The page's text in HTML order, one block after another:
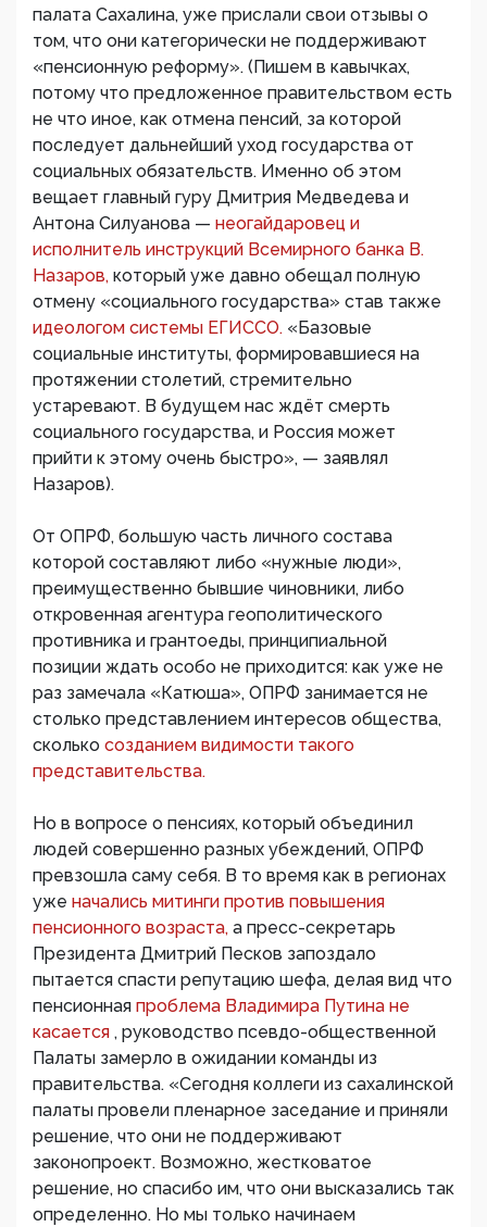
палата Сахалина, уже прислали свои отзывы о
том, что они категорически не поддерживают
«пенсионную реформу». (Пишем в кавычках,
потому что предложенное правительством есть
не что иное, как отмена пенсий, за которой
последует дальнейший уход государства от
социальных обязательств. Именно об этом
вещает главный гуру Дмитрия Медведева и
Антона Силуанова — неогайдаровец и
исполнитель инструкций Всемирного банка В.
Назаров, который уже давно обещал полную
отмену «социального государства» став также
идеологом системы ЕГИССО. «Базовые
социальные институты, формировавшиеся на
протяжении столетий, стремительно
устаревают. В будущем нас ждёт смерть
социального государства, и Россия может
прийти к этому очень быстро», — заявлял
Назаров).
От ОПРФ, большую часть личного состава
которой составляют либо «нужные люди»,
преимущественно бывшие чиновники, либо
откровенная агентура геополитического
противника и грантоеды, принципиальной
позиции ждать особо не приходится: как уже не
раз замечала «Катюша», ОПРФ занимается не
столько представлением интересов общества,
сколько созданием видимости такого
представительства.
Но в вопросе о пенсиях, который объединил
людей совершенно разных убеждений, ОПРФ
превзошла саму себя. В то время как в регионах
уже начались митинги против повышения
пенсионного возраста, а пресс-секретарь
Президента Дмитрий Песков запоздало
пытается спасти репутацию шефа, делая вид что
пенсионная проблема Владимира Путина не
касается , руководство псевдо-общественной
Палаты замерло в ожидании команды из
правительства. «Сегодня коллеги из сахалинской
палаты провели пленарное заседание и приняли
решение, что они не поддерживают
законопроект. Возможно, жестковатое
решение, но спасибо им, что они высказались так
определенно. Но мы только начинаем